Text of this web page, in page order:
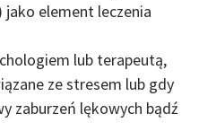
jako element leczenia
lub terapeutą,
ze stresem lub gdy
zaburzeń lękowych bądź